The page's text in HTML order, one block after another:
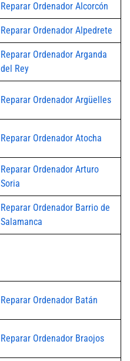
Reparar Ordenador Alcorcón
Reparar Ordenador Alpedrete
Reparar Ordenador Arganda
del Rey
Reparar Ordenador Argüelles
Reparar Ordenador Atocha
Reparar Ordenador Arturo
Soria
Reparar Ordenador Barrio de
Salamanca
Reparar Ordenador Batán
Reparar Ordenador Braojos